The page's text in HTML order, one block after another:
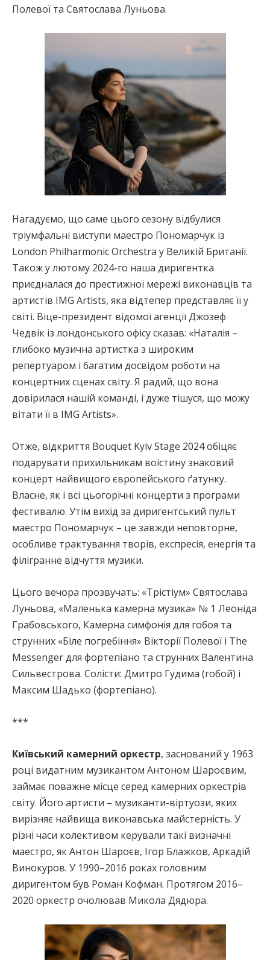
Полевої та Святослава Луньова.
Нагадуємо, що саме цього сезону відбулися
тріумфальні виступи маестро Пономарчук із
London Philharmonic Orchestra у Великій Британії.
Також у лютому 2024-го наша диригентка
приєдналася до престижної мережі виконавців та
артистів IMG Artists, яка відтепер представляє її у
світі. Віце-президент відомої агенції Джозеф
Чедвік із лондонського офісу сказав: «Наталія –
глибоко музична артистка з широким
репертуаром і багатим досвідом роботи на
концертних сценах світу. Я радий, що вона
довірилася нашій команді, і дуже тішуся, що можу
вітати її в IMG Artists».
Отже, відкриття Bouquet Kyiv Stage 2024 обіцяє
подарувати прихильникам воістину знаковий
концерт найвищого європейського ґатунку.
Власне, як і всі цьогорічні концерти з програми
фестивалю. Утім вихід за диригентський пульт
маестро Пономарчук – це завжди неповторне,
особливе трактування творів, експресія, енергія та
філігранне відчуття музики.
Цього вечора прозвучать: «Трістіум» Святослава
Луньова, «Маленька камерна музика» № 1 Леоніда
Грабовського, Камерна симфонія для гобоя та
струнних «Біле погребіння» Вікторії Полевої і The
Messenger для фортепіано та струнних Валентина
Сильвестрова. Солісти: Дмитро Гудима (гобой) і
Максим Шадько (фортепіано).
***
Київський камерний оркестр, заснований у 1963
році видатним музикантом Антоном Шароєвим,
займає поважне місце серед камерних оркестрів
світу. Його артисти – музиканти-віртуози, яких
вирізняє найвища виконавська майстерність. У
різні часи колективом керували такі визначні
маестро, як Антон Шароєв, Ігор Блажков, Аркадій
Винокуров. У 1990–2016 роках головним
диригентом був Роман Кофман. Протягом 2016–
2020 оркестр очолював Микола Дядюра.